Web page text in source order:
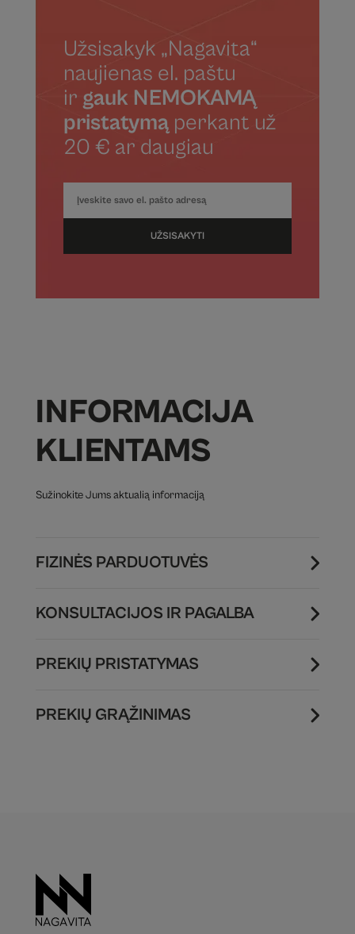
Užsisakyk „Nagavita“
naujienas el. paštu
ir gauk NEMOKAMĄ
pristatymąperkant už
20 € ar daugiau
UŽSISAKYTI
INFORMACIJA
KLIENTAMS
Sužinokite Jums aktualią informaciją
FIZINĖS PARDUOTUVĖS
KONSULTACIJOS IR PAGALBA
PREKIŲ PRISTATYMAS
PREKIŲ GRĄŽINIMAS